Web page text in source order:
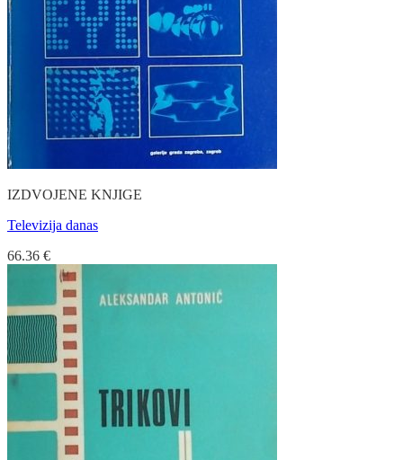
IZDVOJENE KNJIGE
Televizija danas
66.36 €